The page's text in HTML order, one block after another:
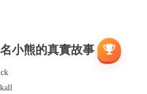
小熊的真實故事